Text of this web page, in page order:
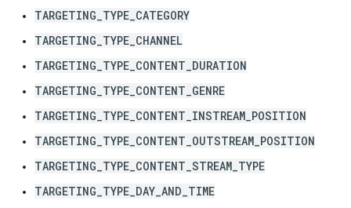
TARGETING_TYPE_CATEGORY
TARGETING_TYPE_CHANNEL
TARGETING_TYPE_CONTENT_DURATION
TARGETING_TYPE_CONTENT_GENRE
TARGETING_TYPE_CONTENT_INSTREAM_POSITION
TARGETING_TYPE_CONTENT_OUTSTREAM_POSITION
TARGETING_TYPE_CONTENT_STREAM_TYPE
TARGETING_TYPE_DAY_AND_TIME